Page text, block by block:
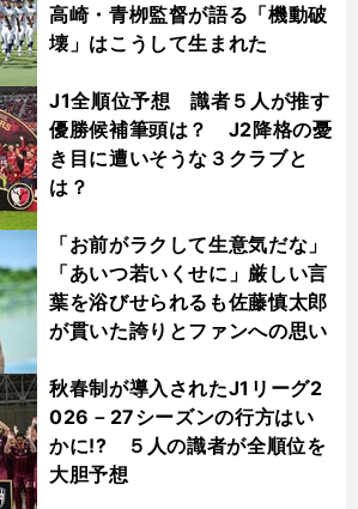
高崎・青栁監督が語る「機動破
壊」はこうして生まれた
J1全順位予想 識者５人が推す
優勝候補筆頭は？ J2降格の憂
き目に遭いそうな３クラブと
は？
「お前がラクして生意気だな」
「あいつ若いくせに」厳しい言
葉を浴びせられるも佐藤慎太郎
が貫いた誇りとファンへの思い
秋春制が導入されたJ1リーグ2
026－27シーズンの行方はい
かに!? ５人の識者が全順位を
大胆予想